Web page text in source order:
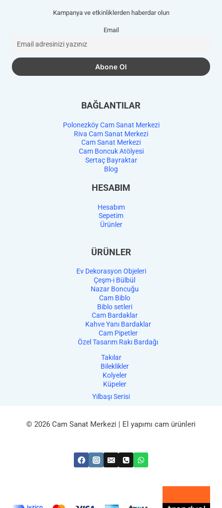
Kampanya ve etkinliklerden haberdar olun
Email
BAĞLANTILAR
Polonezköy Cam Sanat Merkezi
Riva Cam Sanat Merkezi
Cam Sanat Merkezi
Cam Boncuk Atölyesi
Sertaç Bayraktar
Blog
HESABIM
Hesabım
Sepetim
Ürünler
ÜRÜNLER
Ev Dekorasyon Objeleri
Çeşm-i Bülbül
Nazar Boncuğu
Cam Biblo
Biblo setleri
Cam Bardaklar
Kahve Yanı Bardaklar
Cam Pipetler
Özel Tasarım Rakı Bardağı
Takılar
Bileklikler
Kolyeler
Küpeler
Yılbaşı Serisi
© 2026 Cam Sanat Merkezi | El yapımı cam ürünleri